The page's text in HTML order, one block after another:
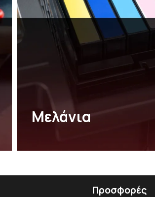
Μελάνια
Προσφορές